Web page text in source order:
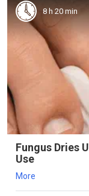
8 h 20 min
Fungus Dries
Use
More